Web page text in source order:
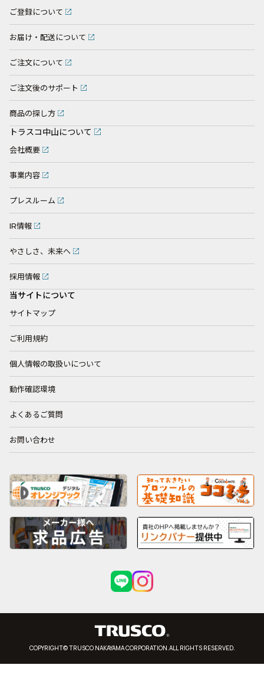
ご登録について
お届け・配送について
ご注文について
ご注文後のサポート
商品の探し方
トラスコ中山について
会社概要
事業内容
プレスルーム
IR情報
やさしさ、未来へ
採用情報
当サイトについて
サイトマップ
ご利用規約
個人情報の取扱いについて
動作確認環境
よくあるご質問
お問い合わせ
COPYRIGHT© TRUSCO NAKAYAMA CORPORATION.ALL RIGHTS RESERVED.